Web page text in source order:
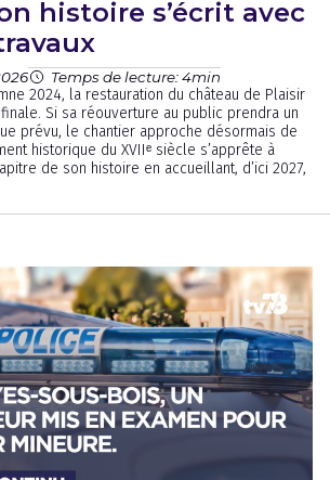
histoire s’écrit avec
Temps de lecture: 4min
2024, la restauration du château de Plaisir
Si sa réouverture au public prendra un
prévu, le chantier approche désormais de
historique du XVIIᵉ siècle s’apprête à
de son histoire en accueillant, d’ici 2027,